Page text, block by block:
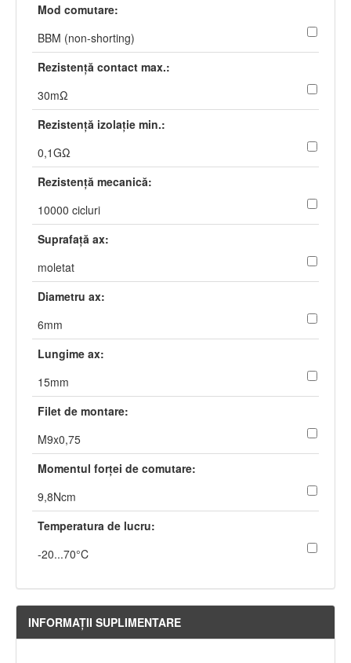
Mod comutare:
BBM (non-shorting)
Rezistenţă contact max.:
30mΩ
Rezistenţă izolaţie min.:
0,1GΩ
Rezistenţă mecanică:
10000 cicluri
Suprafaţă ax:
moletat
Diametru ax:
6mm
Lungime ax:
15mm
Filet de montare:
M9x0,75
Momentul forţei de comutare:
9,8Ncm
Temperatura de lucru:
-20...70°C
INFORMAŢII SUPLIMENTARE